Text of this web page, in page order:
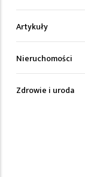
Artykuły
Nieruchomości
Zdrowie i uroda